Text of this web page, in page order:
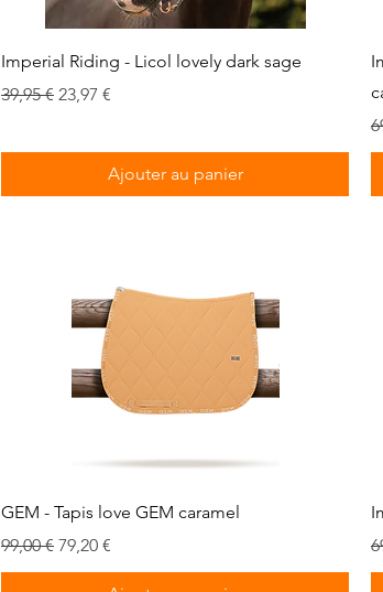
Aperçu rapide
Imperial Riding - Licol lovely dark sage
Prix original
39,95 € Prix promotionnel
23,97 €
Ajouter au panier
Aperçu rapide
GEM - Tapis love GEM caramel
Prix original
99,00 € Prix promotionnel
79,20 €